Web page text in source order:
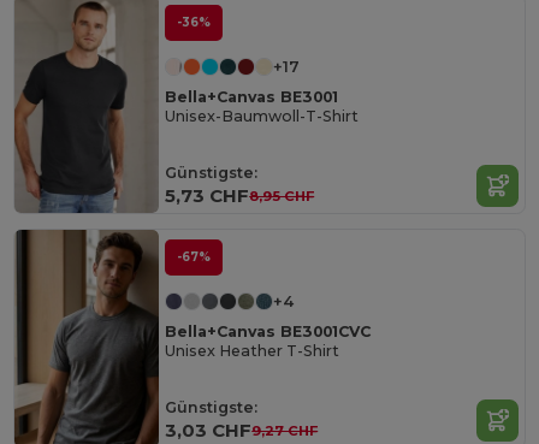
-36%
+17
Bella+Canvas BE3001
Unisex-Baumwoll-T-Shirt
Günstigste:
5,73 CHF8,95 CHF
-67%
+4
Bella+Canvas BE3001CVC
Unisex Heather T-Shirt
Günstigste:
3,03 CHF9,27 CHF